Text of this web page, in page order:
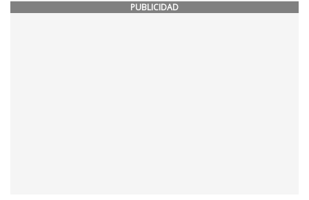
PUBLICIDAD